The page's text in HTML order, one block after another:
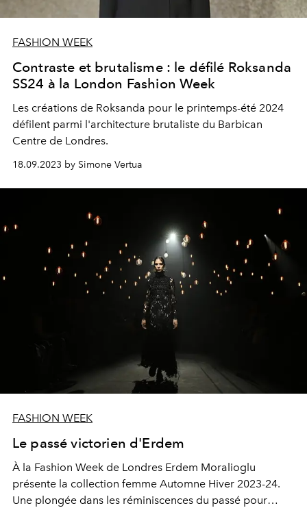
FASHION WEEK
Contraste et brutalisme : le défilé Roksanda
SS24 à la London Fashion Week
Les créations de Roksanda pour le printemps-été 2024
défilent parmi l'architecture brutaliste du Barbican
Centre de Londres.
18.09.2023 by Simone Vertua
FASHION WEEK
Le passé victorien d'Erdem
À la Fashion Week de Londres Erdem Moralioglu
présente la collection femme Automne Hiver 2023-24.
Une plongée dans les réminiscences du passé pour